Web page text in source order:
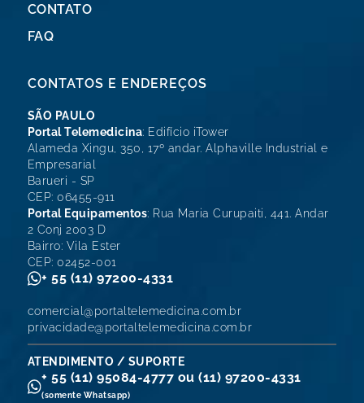
CONTATO
FAQ
CONTATOS E ENDEREÇOS
SÃO PAULO
Portal Telemedicina: Edifício iTower
Alameda Xingu, 350, 17º andar. Alphaville Industrial e
Empresarial
Barueri - SP
CEP: 06455-911
Portal Equipamentos: Rua Maria Curupaiti, 441. Andar
2 Conj 2003 D
Bairro: Vila Ester
CEP: 02452-001
+ 55 (11) 97200-4331
comercial@portaltelemedicina.com.br
privacidade@portaltelemedicina.com.br
ATENDIMENTO / SUPORTE
+ 55 (11) 95084-4777 ou (11) 97200-4331
(somente Whatsapp)